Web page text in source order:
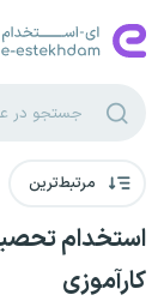
مرتبط‌ترین
استخدام
کارآموزی